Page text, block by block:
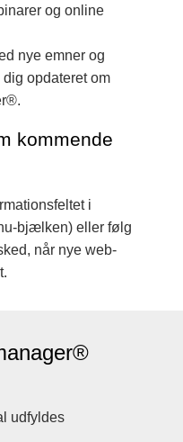
og online
nye emner og
opdateret om
kommende
i
bjælken) eller følg
når nye web-
udfyldes